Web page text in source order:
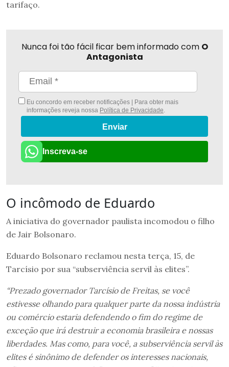
tarifaço.
Nunca foi tão fácil ficar bem informado com O
Antagonista
Eu concordo em receber notificações | Para obter mais
informações reveja nossa Política de Privacidade
Enviar
Inscreva-se
O incômodo de Eduardo
A iniciativa do governador paulista incomodou o filho
de Jair Bolsonaro.
Eduardo Bolsonaro reclamou nesta terça, 15, de
Tarcísio por sua “subserviência servil às elites”.
“Prezado governador Tarcísio de Freitas, se você
estivesse olhando para qualquer parte da nossa indústria
ou comércio estaria defendendo o fim do regime de
exceção que irá destruir a economia brasileira e nossas
liberdades. Mas como, para você, a subserviência servil às
elites é sinônimo de defender os interesses nacionais,